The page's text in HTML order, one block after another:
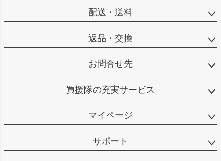
配送・送料
返品・交換
お問合せ先
買援隊の充実サービス
マイページ
サポート